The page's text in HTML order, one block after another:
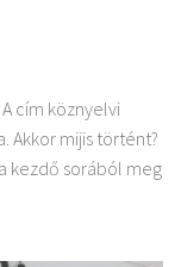
A cím köznyelvi
Akkor mijis történt?
kezdő sorából meg